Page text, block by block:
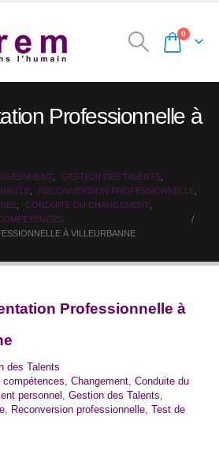
0
Professionnelle à
GESTION DES TALENTS
RECONVERSION PROFESSIONNELLE
CONDUITE DU CHANGEMENT
À VILLEURBANNE
Professionnelle à
des Talents
compétences Changement, Conduite du
personnel Gestion des Talents
Reconversion professionnelle Test de